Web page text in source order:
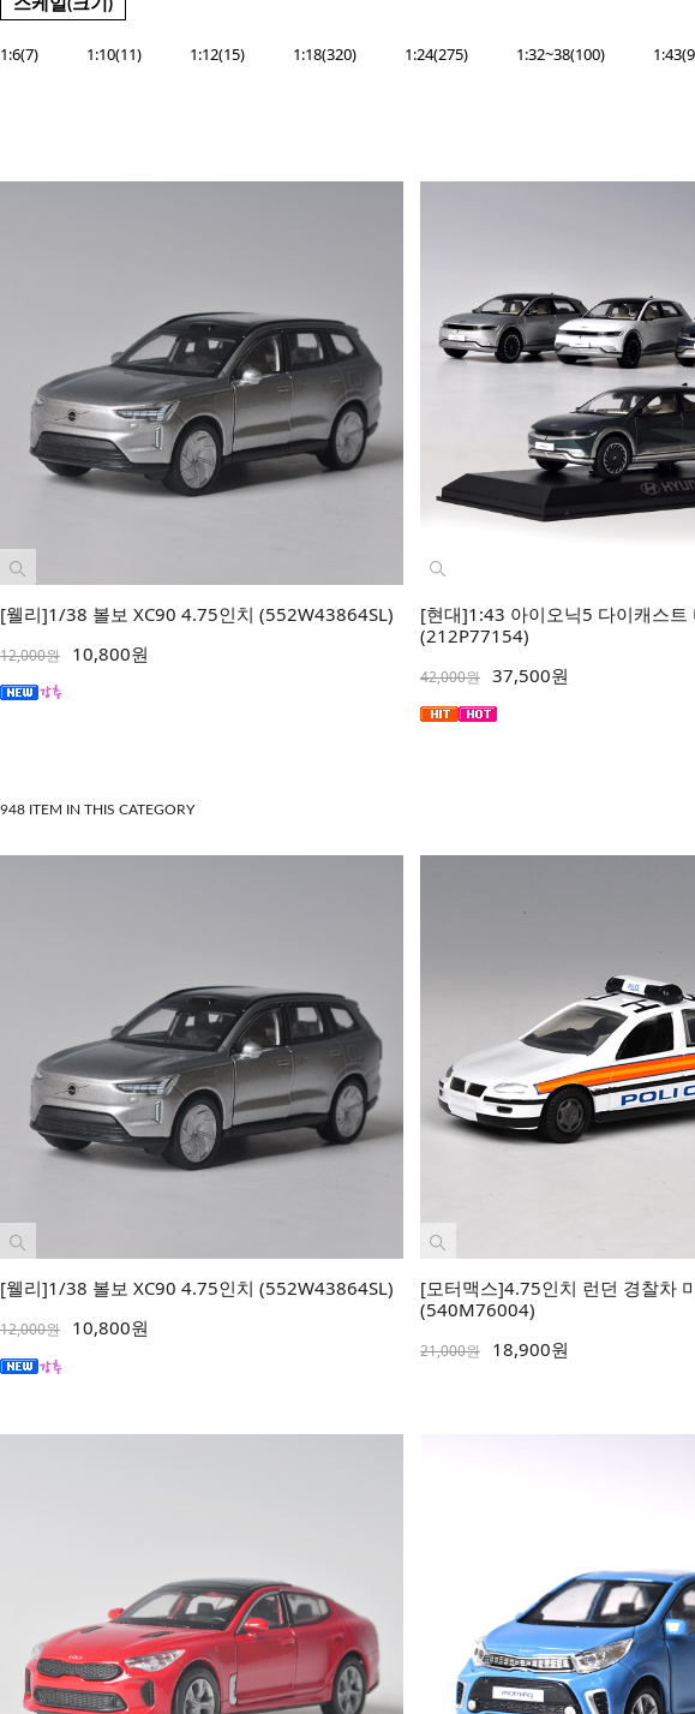
스케일(크기)
1:6(7) 1:10(11) 1:12(15) 1:18(320) 1:24(275) 1:32~38(100)
[웰리]1/38 볼보 XC90 4.75인치 (552W43864SL)
12,000원 10,800원
[현대]1:43 아이오닉5 다이캐스트
(212P77154)
42,000원 37,500원
948 ITEM IN THIS CATEGORY
[웰리]1/38 볼보 XC90 4.75인치 (552W43864SL)
12,000원 10,800원
[모터맥스]4.75인치 런던 경찰차
(540M76004)
21,000원 18,900원